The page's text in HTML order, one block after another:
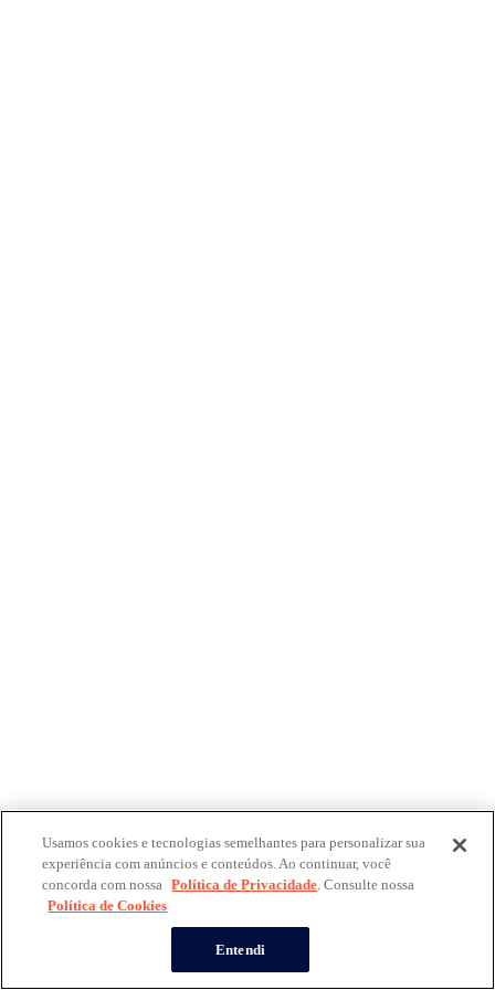
Usamos cookies e tecnologias semelhantes para personalizar sua
experiência com anúncios e conteúdos. Ao continuar, você
concorda com nossa Política de Privacidade. Consulte nossa
Política de Cookies
Entendi